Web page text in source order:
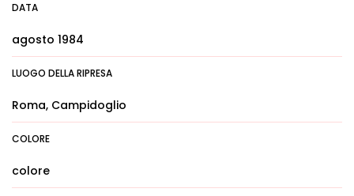
DATA
agosto 1984
LUOGO DELLA RIPRESA
Roma, Campidoglio
COLORE
colore